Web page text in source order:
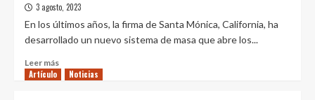
una
cocina
3 agosto, 2023
En los últimos años, la firma de Santa Mónica, California, ha
desarrollado un nuevo sistema de masa que abre los...
Leer más
más
Artículo Noticias